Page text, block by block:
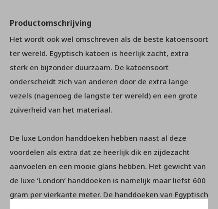
Productomschrijving
Het wordt ook wel omschreven als de beste katoensoort
ter wereld. Egyptisch katoen is heerlijk zacht, extra
sterk en bijzonder duurzaam. De katoensoort
onderscheidt zich van anderen door de extra lange
vezels (nagenoeg de langste ter wereld) en een grote
zuiverheid van het materiaal.
De luxe London handdoeken hebben naast al deze
voordelen als extra dat ze heerlijk dik en zijdezacht
aanvoelen en een mooie glans hebben. Het gewicht van
de luxe ‘London’ handdoeken is namelijk maar liefst 600
gram per vierkante meter. De handdoeken van Egyptisch